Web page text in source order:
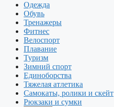
Одежда
Обувь
Тренажеры
Фитнес
Велоспорт
Плавание
Туризм
Зимний спорт
Единоборства
Тяжелая атлетика
Самокаты, ролики и скейт
Рюкзаки и сумки